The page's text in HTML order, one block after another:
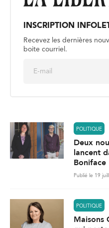
INSCRIPTION
Recevez les dernières
boite courriel.
POLITIQUE
Deux
lancent
Boniface
Publié le 19
POLITIQUE
Maisons